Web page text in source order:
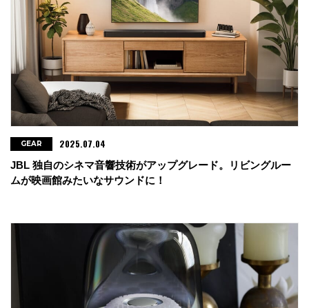
JBL 独自のシネマ音響技術がアップグレード。リビングルー
ムが映画館みたいなサウンドに！
GEAR 2025.07.04